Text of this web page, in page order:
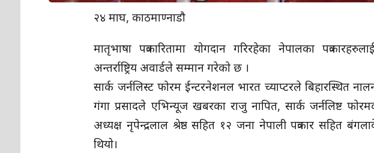
२४ माघ, काठमाण्नाडौ
मातृभाषा पत्रकारितामा याेगदान गरिरहेका नेपालका
अन्तर्राष्ट्रिय अवार्डले सम्मान गरेकाे छ ।
सार्क जर्नलिस्ट फोरम ईन्टरनेशनल भारत च्याप्टरले बिहारस्थित
गंगा प्रसादले एभिन्यूज खबरका राजु नापित, सार्क जर्नलिष्ट
अध्यक्ष नृपेन्द्रलाल श्रेष्ठ सहित १२ जना नेपाली पत्रकार सहित
थियाे।